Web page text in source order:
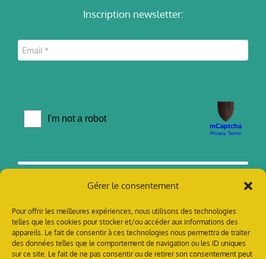
Gérer le consentement
Pour offrir les meilleures expériences, nous utilisons des technologies
telles que les cookies pour stocker et/ou accéder aux informations des
appareils. Le fait de consentir à ces technologies nous permettra de traiter
des données telles que le comportement de navigation ou les ID uniques
sur ce site. Le fait de ne pas consentir ou de retirer son consentement peut
Inscription newsletter: